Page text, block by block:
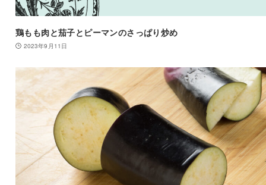
鶏もも肉と茄子とピーマンのさっぱり炒め
2023年9月11日